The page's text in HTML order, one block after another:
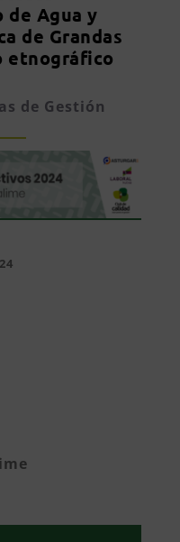
de Agua y
de Grandas
etnográfico
de Gestión